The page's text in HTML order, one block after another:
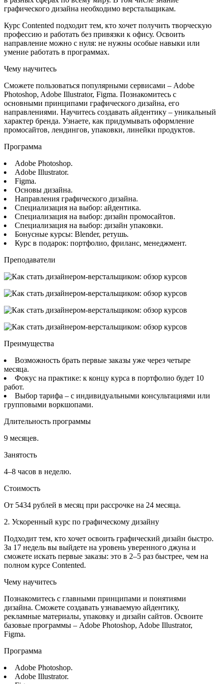
графического дизайна необходимо верстальщикам.
Курс Contented подходит тем, кто хочет получить творческую
профессию и работать без привязки к офису. Освоить
направление можно с нуля: не нужны особые навыки или
умение работать в программах.
Чему научитесь
Сможете пользоваться популярными сервисами – Adobe
Photoshop, Adobe Illustrator, Figma. Познакомитесь с
основными принципами графического дизайна, его
направлениями. Научитесь создавать айдентику – уникальный
характер бренда. Узнаете, как придумывать оформление
промосайтов, лендингов, упаковки, линейки продуктов.
Программа
Adobe Photoshop.
Adobe Illustrator.
Figma.
Основы дизайна.
Направления графического дизайна.
Специализация на выбор: айдентика.
Специализация на выбор: дизайн промосайтов.
Специализация на выбор: дизайн упаковки.
Бонусные курсы: Blender, ретушь.
Курс в подарок: портфолио, фриланс, менеджмент.
Преподаватели
Преимущества
Возможность брать первые заказы уже через четыре
месяца.
Фокус на практике: к концу курса в портфолио будет 10
работ.
Выбор тарифа – с индивидуальными консультациями или
групповыми воркшопами.
Длительность программы
9 месяцев.
Занятость
4–8 часов в неделю.
Стоимость
От 5434 рублей в месяц при рассрочке на 24 месяца.
2. Ускоренный курс по графическому дизайну
Подходит тем, кто хочет освоить графический дизайн быстро.
За 17 недель вы выйдете на уровень уверенного джуна и
сможете искать первые заказы: это в 2–5 раз быстрее, чем на
полном курсе Contented.
Чему научитесь
Познакомитесь с главными принципами и понятиями
дизайна. Сможете создавать узнаваемую айдентику,
рекламные материалы, упаковку и дизайн сайтов. Освоите
базовые программы – Adobe Photoshop, Adobe Illustrator,
Figma.
Программа
Adobe Photoshop.
Adobe Illustrator.